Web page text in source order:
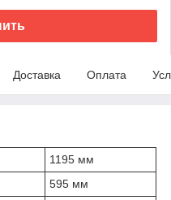
Доставка Оплата
1195 мм
595 мм